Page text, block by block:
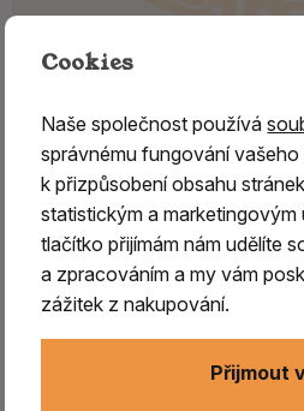
PURPURIT troml.,
Purpurit– vzácný a
nádhernými barvami, které se
přes jemnou levandulovou
unikátní minerál se těží v
Cookies
Naše společnost používá
správnému fungování
k přizpůsobení obsahu
statistickým a marketingovým
tlačítko přijímám nám udělíte
a zpracováním a my vám
zážitek z nakupování.
Přijmout